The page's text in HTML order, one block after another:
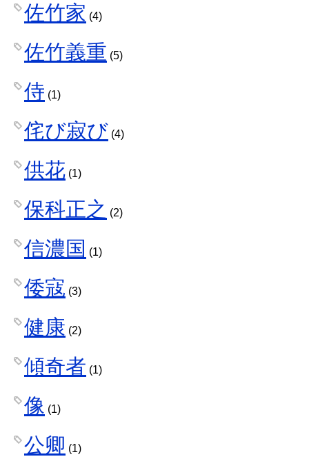
佐竹家 (4)
佐竹義重 (5)
侍 (1)
侘び寂び (4)
供花 (1)
保科正之 (2)
信濃国 (1)
倭寇 (3)
健康 (2)
傾奇者 (1)
像 (1)
公卿 (1)